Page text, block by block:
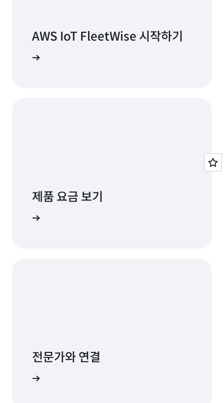
계 학습 모델을 보강하며 시뮬레이션을 개선할 수 있
습니다.
Glue 및 Amazon Athena와 같은 다른 AWS 서비스
할 수 있습니다.
AWS IoT FleetWise 시작하기
제품 요금 보기
전문가와 연결